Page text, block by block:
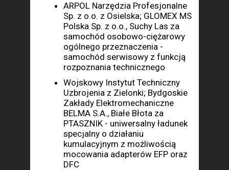
ARPOL Narzędzia Profesjonalne
Sp. z o.o. z Osielska; GLOMEX MS
Polska Sp. z o.o., Suchy Las za
samochód osobowo-ciężarowy
ogólnego przeznaczenia -
samochód serwisowy z funkcją
rozpoznania technicznego
Wojskowy Instytut Techniczny
Uzbrojenia z Zielonki; Bydgoskie
Zakłady Elektromechaniczne
BELMA S.A., Białe Błota za
PTASZNIK - uniwersalny ładunek
specjalny o działaniu
kumulacyjnym z możliwością
mocowania adapterów EFP oraz
DFC